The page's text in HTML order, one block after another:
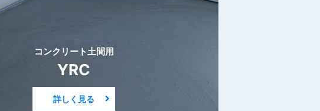
コンクリート土間用
YRC
詳しく見る